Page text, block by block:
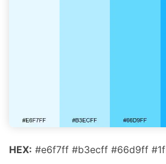
HEX: #e6f7ff #b3ecff #66d9ff